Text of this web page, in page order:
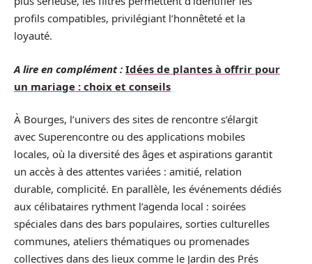
profils compatibles, privilégiant l’honnêteté et la
loyauté.
A lire en complément : Idées de plantes à offrir pour
un mariage : choix et conseils
À Bourges, l’univers des sites de rencontre s’élargit
avec Superencontre ou des applications mobiles
locales, où la diversité des âges et aspirations garantit
un accès à des attentes variées : amitié, relation
durable, complicité. En parallèle, les événements dédiés
aux célibataires rythment l’agenda local : soirées
spéciales dans des bars populaires, sorties culturelles
communes, ateliers thématiques ou promenades
collectives dans des lieux comme le Jardin des Prés